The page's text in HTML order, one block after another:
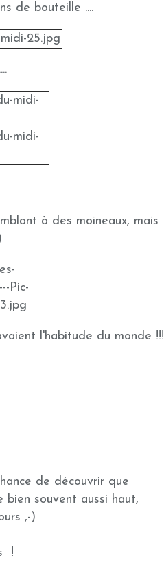
de bouteille ....
à des moineaux, mais
l'habitude du monde !!!
de découvrir que
souvent aussi haut,
,-)
!